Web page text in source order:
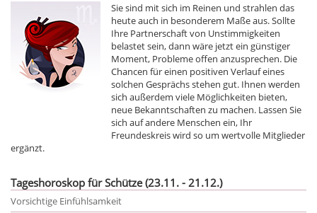
Sie sind mit sich im Reinen und strahlen das
heute auch in besonderem Maße aus. Sollte
Ihre Partnerschaft von Unstimmigkeiten
belastet sein, dann wäre jetzt ein günstiger
Moment, Probleme offen anzusprechen. Die
Chancen für einen positiven Verlauf eines
solchen Gesprächs stehen gut. Ihnen werden
sich außerdem viele Möglichkeiten bieten,
neue Bekanntschaften zu machen. Lassen Sie
sich auf andere Menschen ein, Ihr
Freundeskreis wird so um wertvolle Mitglieder
ergänzt.
Tageshoroskop für Schütze (23.11. - 21.12.)
Vorsichtige Einfühlsamkeit